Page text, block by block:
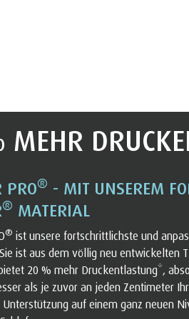
PRO® - MIT UNSEREM
® MATERIAL
® ist unsere fortschrittlichste und
ist aus dem völlig neu entwickelten
20 % mehr Druckentlastung*,
als je zuvor an jeden Zentimeter
auf einem ganz neuen